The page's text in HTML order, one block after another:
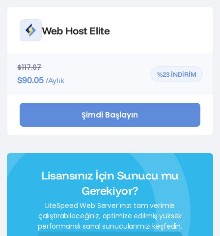
Web Host Elite
$117.07
$90.05 /Aylık
%23 İNDİRİM
Şimdi Başlayın
Lisansınız İçin Sunucu mu
Gerekiyor?
LiteSpeed Web Server'ınızı tam verimle
çalıştırabileceğiniz, optimize edilmiş yüksek
performanslı sanal sunucularımızı keşfedin.